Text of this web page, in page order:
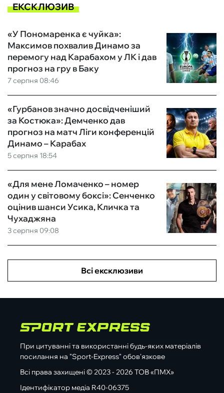
ЕКСКЛЮЗИВ
7 серпня 08:46
«У Пономаренка є чуйка»:
Максимов похвалив Динамо за
перемогу над Карабахом у ЛК і дав
прогноз на гру в Баку
5 серпня 18:54
«Гурбанов значно досвідченіший
за Костюка»: Демченко дав
прогноз на матч Ліги конференцій
Динамо – Карабах
3 серпня 09:08
«Для мене Ломаченко – номер
один у світовому боксі»: Сенченко
оцінив шанси Усика, Кличка та
Чухаджяна
Всі ексклюзиви
При цитуванні та використанні будь-яких матеріалів
посилання на "Sport-Express" обов'язкове
Всі права захищені © 2023 - 2026 ТОВ «ПМХ»
Ідентифікатор медіа R40-06375